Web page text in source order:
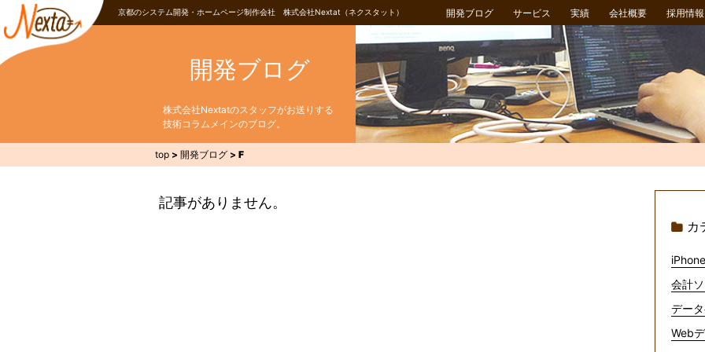
京都のシステム開発・ホームページ制作会社 株式会社Nextat（ネクスタット） 開発ブログ サービス 実績 会社概要 採用情報
開発ブログ
株式会社Nextatのスタッフがお送りする
技術コラムメインのブログ。
top > 開発ブログ > F
記事がありません。
カ
会計
デー
Web